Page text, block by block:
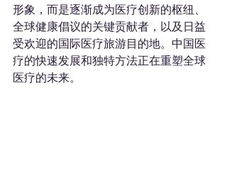
形象，而是逐渐成为医疗创新的枢纽、
全球健康倡议的关键贡献者，以及日益
受欢迎的国际医疗旅游目的地。中国医
疗的快速发展和独特方法正在重塑全球
医疗的未来。